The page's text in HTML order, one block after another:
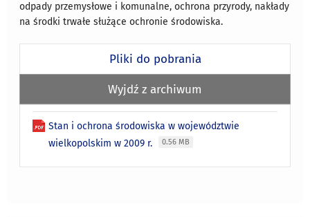
odpady przemysłowe i komunalne, ochrona przyrody, nakłady
na środki trwałe służące ochronie środowiska.
Pliki do pobrania
Wyjdź z archiwum
Stan i ochrona środowiska w województwie
wielkopolskim w 2009 r.
0.56 MB